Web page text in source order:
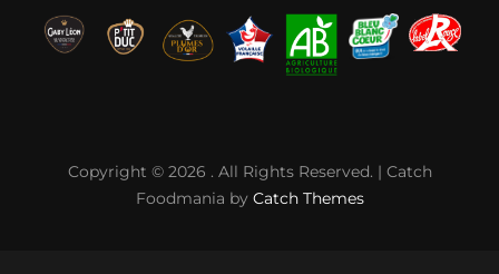
Copyright © 2026 . All Rights Reserved. | Catch
Foodmania by Catch Themes